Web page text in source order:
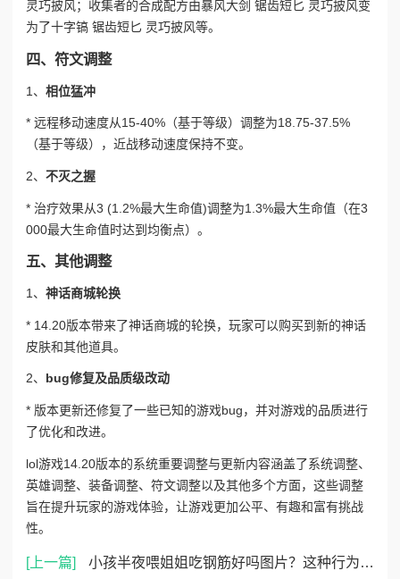
灵巧披风；收集者的合成配方由暴风大剑 锯齿短匕 灵巧披风变
为了十字镐 锯齿短匕 灵巧披风等。
四、符文调整
1、 相位猛冲
* 远程移动速度从15-40%（基于等级）调整为18.75-37.5%
（基于等级），近战移动速度保持不变。
2、 不灭之握
* 治疗效果从3 (1.2%最大生命值)调整为1.3%最大生命值（在3
000最大生命值时达到均衡点）。
五、其他调整
1、 神话商城轮换
* 14.20版本带来了神话商城的轮换，玩家可以购买到新的神话
皮肤和其他道具。
2、 bug修复及品质级改动
* 版本更新还修复了一些已知的游戏bug，并对游戏的品质进行
了优化和改进。
lol游戏14.20版本的系统重要调整与更新内容涵盖了系统调整、
英雄调整、装备调整、符文调整以及其他多个方面，这些调整
旨在提升玩家的游戏体验，让游戏更加公平、有趣和富有挑战
性。
[上一篇]
小孩半夜喂姐姐吃钢筋好吗图片？这种行为是否反映了家庭教育的缺失与安全意识的不足？